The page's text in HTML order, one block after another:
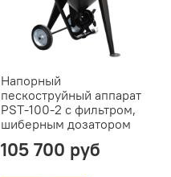
Напорный
пескоструйный аппарат
PST-100-2 с фильтром,
шиберным дозатором
105 700 руб